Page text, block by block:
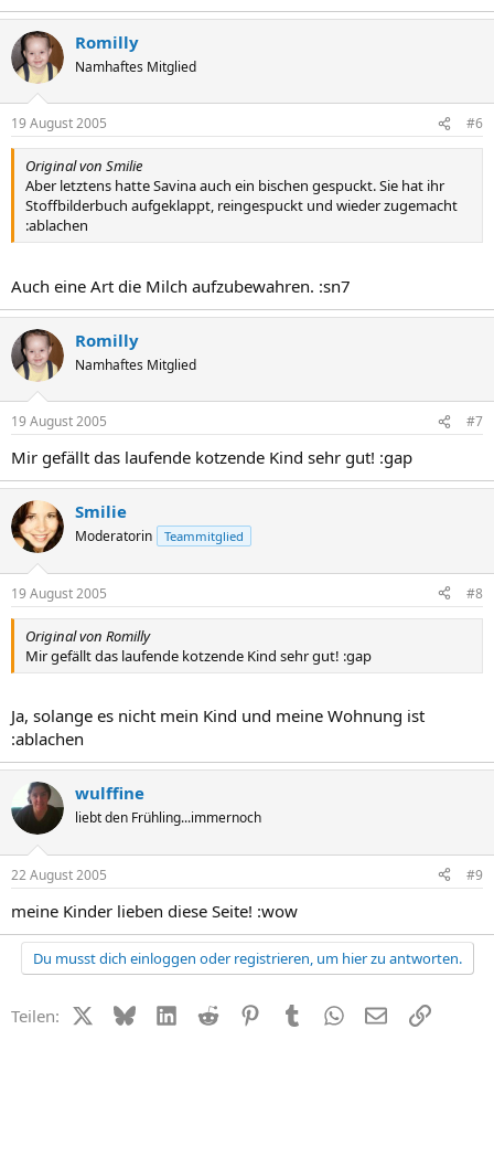
Romilly
Namhaftes Mitglied
19 August 2005 #6
Original von Smilie
Aber letztens hatte Savina auch ein bischen gespuckt. Sie hat ihr
Stoffbilderbuch aufgeklappt, reingespuckt und wieder zugemacht
:ablachen
Auch eine Art die Milch aufzubewahren. :sn7
Romilly
Namhaftes Mitglied
19 August 2005 #7
Mir gefällt das laufende kotzende Kind sehr gut! :gap
Smilie
Moderatorin Teammitglied
19 August 2005 #8
Original von Romilly
Mir gefällt das laufende kotzende Kind sehr gut! :gap
Ja, solange es nicht mein Kind und meine Wohnung ist
:ablachen
wulffine
liebt den Frühling...immernoch
22 August 2005 #9
meine Kinder lieben diese Seite! :wow
Du musst dich einloggen oder registrieren, um hier zu antworten.
Teilen: X (Twitter)
BlueskyLinkedIn
Reddit PinterestTumblr WhatsApp
E-MailLink